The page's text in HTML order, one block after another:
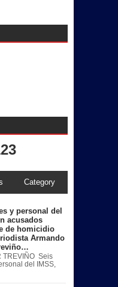
Category
y personal del
acusados
de homicidio
Armando
TREVIÑO Seis
del IMSS,